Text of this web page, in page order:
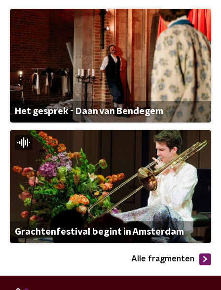
Het gesprek - Daan van Bendegem
Grachtenfestival begint in Amsterdam
Alle fragmenten